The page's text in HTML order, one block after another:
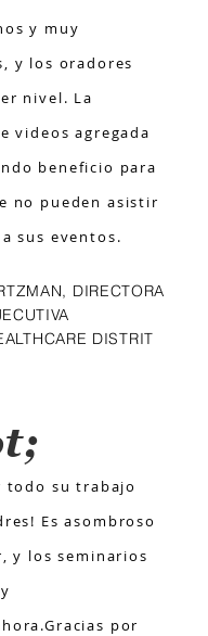
y muy
y los oradores
nivel. La
videos agregada
beneficio para
no pueden asistir
sus eventos.
DIRECTORA
DISTRIT
todo su trabajo
Es asombroso
y los seminarios
Gracias por